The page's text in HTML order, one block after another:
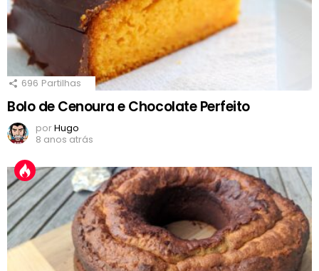
696 Partilhas
Bolo de Cenoura e Chocolate Perfeito
porHugo
8 anos atrás